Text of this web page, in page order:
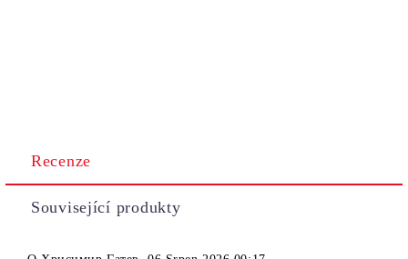
Recenze
Související produkty